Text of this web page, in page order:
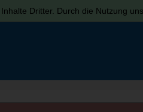
Dritter. Durch die Nutzung